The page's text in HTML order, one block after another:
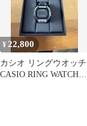
¥22,800
カシオ リングウオッチ
CASIO RING WATCH